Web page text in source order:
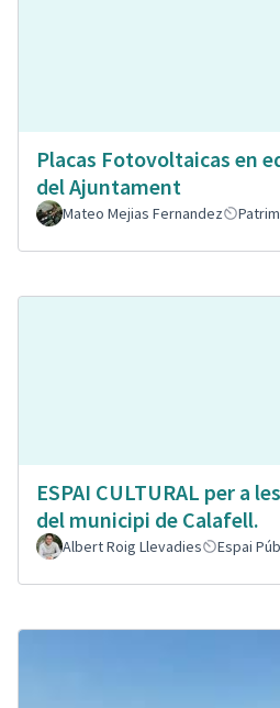
Placas Fotovoltaicas en
del Ajuntament
Mateo Mejias Fernandez
ESPAI CULTURAL per a
del municipi de Calafell.
Albert Roig Llevadies Espai